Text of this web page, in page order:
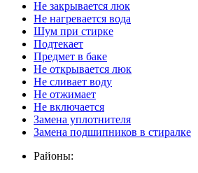
Не закрывается люк
Не нагревается вода
Шум при стирке
Подтекает
Предмет в баке
Не открывается люк
Не сливает воду
Не отжимает
Не включается
Замена уплотнителя
Замена подшипников в стиралке
Районы: